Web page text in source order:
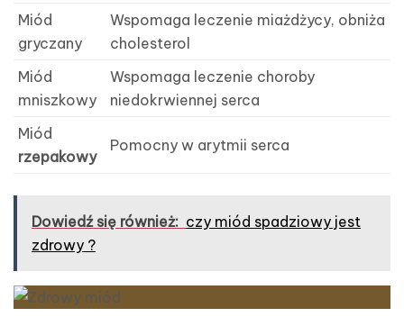
Miód
gryczany
Wspomaga leczenie miażdżycy, obniża
cholesterol
Miód
mniszkowy
Wspomaga leczenie choroby
niedokrwiennej serca
Miód
rzepakowy
Pomocny w arytmii serca
Dowiedź się również: czy miód spadziowy jest
zdrowy ?